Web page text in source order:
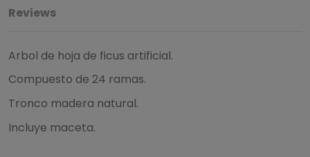
Reviews
Arbol de hoja de ficus artificial.
Compuesto de 24 ramas.
Tronco madera natural.
Incluye maceta.